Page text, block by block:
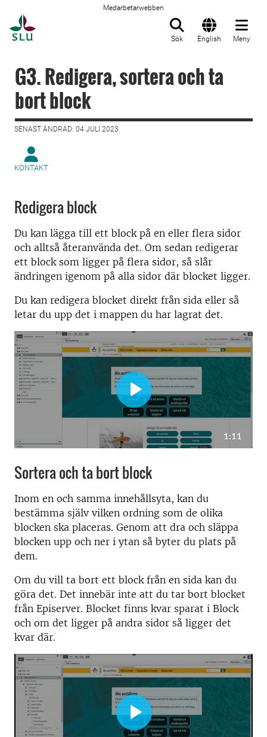
Medarbetarwebben
Sök English Meny
G3. Redigera, sortera och ta
bort block
SENAST ÄNDRAD: 04 JULI 2023
KONTAKT
Redigera block
Du kan lägga till ett block på en eller flera sidor
och alltså återanvända det. Om sedan redigerar
ett block som ligger på flera sidor, så slår
ändringen igenom på alla sidor där blocket ligger.
Du kan redigera blocket direkt från sida eller så
letar du upp det i mappen du har lagrat det.
Sortera och ta bort block
Inom en och samma innehållsyta, kan du
bestämma själv vilken ordning som de olika
blocken ska placeras. Genom att dra och släppa
blocken upp och ner i ytan så byter du plats på
dem.
Om du vill ta bort ett block från en sida kan du
göra det. Det innebär inte att du tar bort blocket
från Episerver. Blocket finns kvar sparat i Block
och om det ligger på andra sidor så ligger det
kvar där.